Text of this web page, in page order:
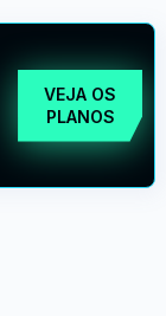
VEJA OS
PLANOS